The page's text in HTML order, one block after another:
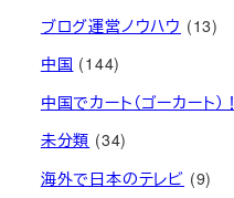
ブログ運営ノウハウ (13)
中国 (144)
中国でカート（ゴーカート）！
未分類 (34)
海外で日本のテレビ (9)